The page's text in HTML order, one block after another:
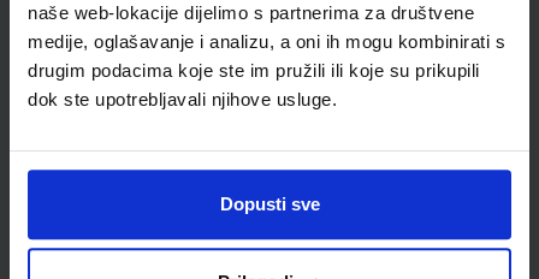
naše web-lokacije dijelimo s partnerima za društvene
medije, oglašavanje i analizu, a oni ih mogu kombinirati s
drugim podacima koje ste im pružili ili koje su prikupili
dok ste upotrebljavali njihove usluge.
Dopusti sve
Newsletter prijava